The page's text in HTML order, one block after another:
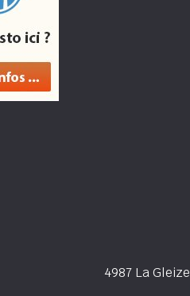
4987 La Gleize